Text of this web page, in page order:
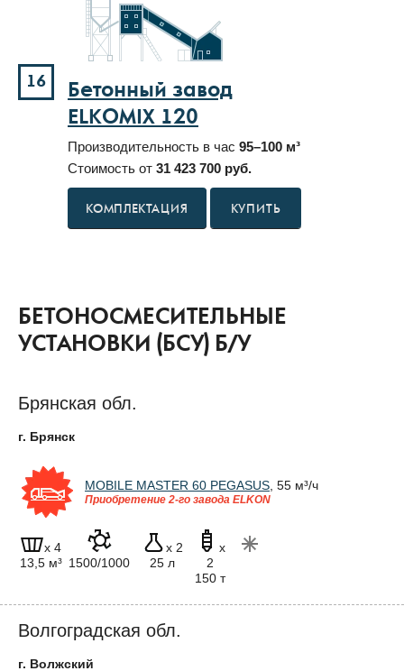
16
Бетонный завод
ELKOMIX 120
Производительность в час 95–100 м³
Стоимость от 31 423 700 руб.
КУПИТЬ
БЕТОНОСМЕСИТЕЛЬНЫЕ
УСТАНОВКИ (БСУ) Б/У
Брянская обл.
г. Брянск
MOBILE MASTER 60 PEGASUS , 55 м³/ч
Приобретение 2-го завода ELKON
x 4
13,5 м³ 1500/1000
x 2
25 л
x
2
150 т
Волгоградская обл.
г. Волжский